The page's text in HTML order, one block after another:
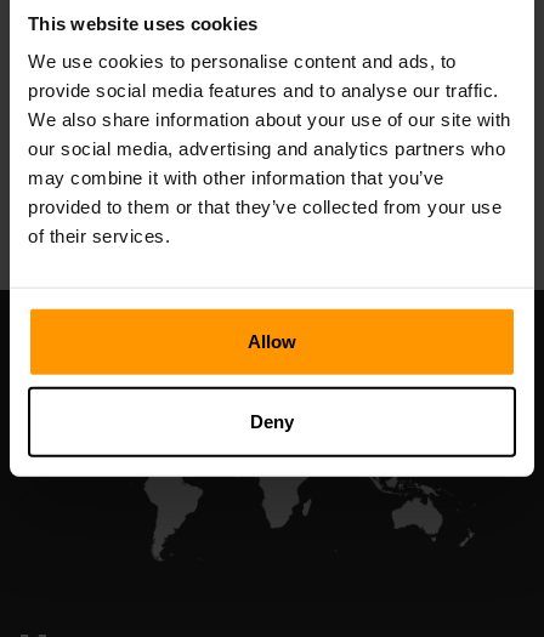
This website uses cookies
We use cookies to personalise content and ads, to
provide social media features and to analyse our traffic.
We also share information about your use of our site with
our social media, advertising and analytics partners who
may combine it with other information that you’ve
provided to them or that they’ve collected from your use
of their services.
Allow
Deny
Valheim
Хостинг на сървър
All Games